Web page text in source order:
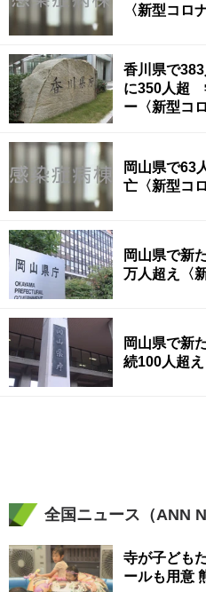
〈新型コロナ
香川県で
に350人超
ー〈新型コ
岡山県で63
亡〈新型コロ
岡山県で新
万人超え〈
岡山県で新
続100人超え
全国ニュース（ANN
寺が子ども
ールも用意